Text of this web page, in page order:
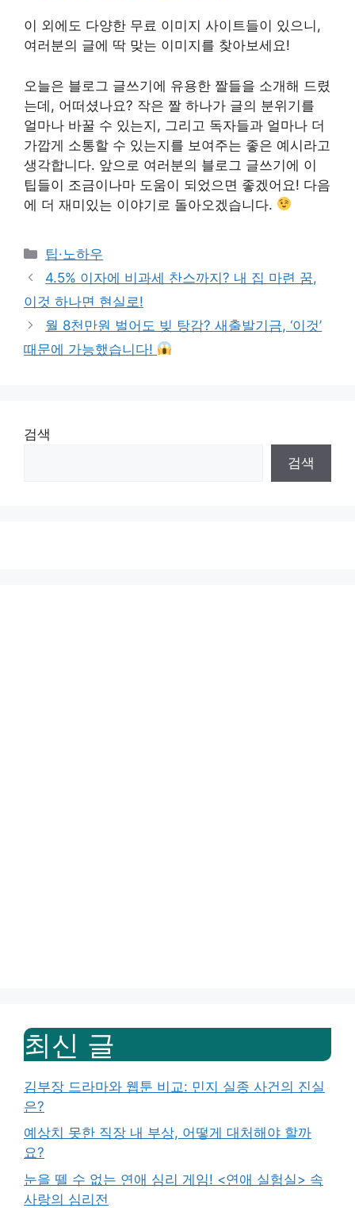
이 외에도 다양한 무료 이미지 사이트들이 있으니,
여러분의 글에 딱 맞는 이미지를 찾아보세요!
오늘은 블로그 글쓰기에 유용한 짤들을 소개해 드렸
는데, 어떠셨나요? 작은 짤 하나가 글의 분위기를
얼마나 바꿀 수 있는지, 그리고 독자들과 얼마나 더
가깝게 소통할 수 있는지를 보여주는 좋은 예시라고
생각합니다. 앞으로 여러분의 블로그 글쓰기에 이
팁들이 조금이나마 도움이 되었으면 좋겠어요! 다음
에 더 재미있는 이야기로 돌아오겠습니다.
Categories
팁·노하우
4.5% 이자에 비과세 찬스까지? 내 집 마련 꿈,
이것 하나면 현실로!
월 8천만원 벌어도 빚 탕감? 새출발기금, ‘이것’
때문에 가능했습니다!
검색
검색
최신 글
김부장 드라마와 웹툰 비교: 민지 실종 사건의 진실
은?
예상치 못한 직장 내 부상, 어떻게 대처해야 할까
요?
눈을 뗄 수 없는 연애 심리 게임! <연애 실험실> 속
사랑의 심리전